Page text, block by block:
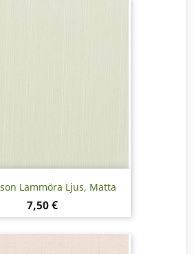
Lammöra Ljus, Matta
Hinta
7,50 €